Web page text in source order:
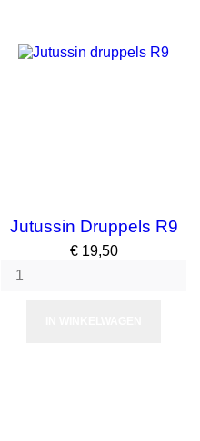
Jutussin Druppels R9
Prijs
€ 19,50